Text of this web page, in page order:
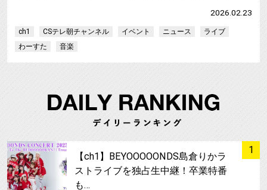
2026.02.23
ch1 CSテレ朝チャンネル イベント ニュース
ライブ
わーすた
音楽
1
サムネイル
【ch1】BEYOOOOONDS島倉りかラ
ストライブを独占生中継！卒業特番
も…